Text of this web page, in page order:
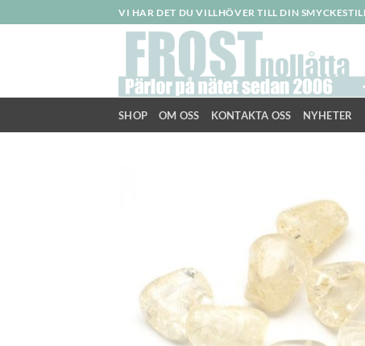
to
VI HAR DET DU VILLHÖVER TILL DIN
SHOP OM OSS KONTAKTA OSS NYHETER